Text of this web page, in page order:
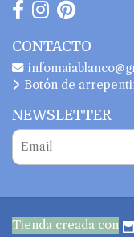
CONTACTO
Botón de
NEWSLETTER
Tienda creada con